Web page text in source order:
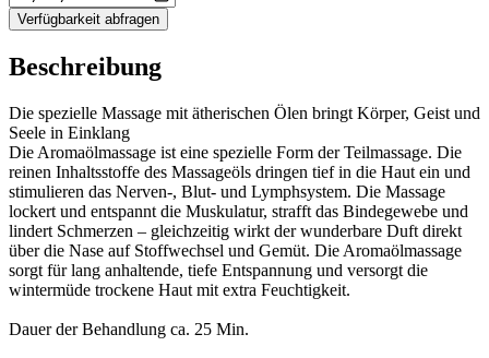
Verfügbarkeit abfragen
Beschreibung
Die spezielle Massage mit ätherischen Ölen bringt Körper, Geist und
Seele in Einklang
Die Aromaölmassage ist eine spezielle Form der Teilmassage. Die
reinen Inhaltsstoffe des Massageöls dringen tief in die Haut ein und
stimulieren das Nerven-, Blut- und Lymphsystem. Die Massage
lockert und entspannt die Muskulatur, strafft das Bindegewebe und
lindert Schmerzen – gleichzeitig wirkt der wunderbare Duft direkt
über die Nase auf Stoffwechsel und Gemüt. Die Aromaölmassage
sorgt für lang anhaltende, tiefe Entspannung und versorgt die
wintermüde trockene Haut mit extra Feuchtigkeit.
Dauer der Behandlung ca. 25 Min.